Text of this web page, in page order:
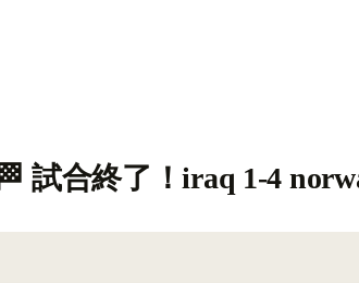
試合終了！iraq 1-4